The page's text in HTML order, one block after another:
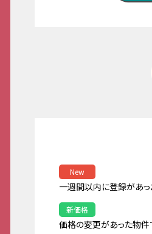
New
一週間以内に登録があっ
新価格
価格の変更があった物件